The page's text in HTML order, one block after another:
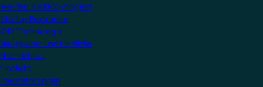
Werden Sie KNX-Mitglied
Startup Programm
KNX Technologie
Neuigkeiten und Einblicke
Nachrichten
Einblicke
Veranstaltungen